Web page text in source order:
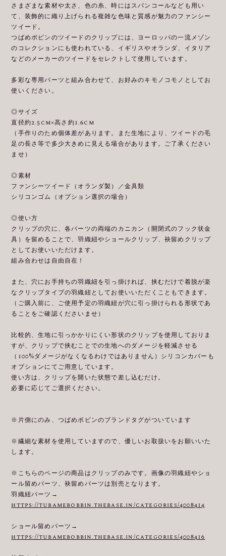
さまざまな素材や太さ、色の糸、時にはスパンコールなども用い
て、装飾的に織り上げられる複雑な色味と質感が魅力のファンシー
ツイード。
つばめボビンのツイードのクリップには、ヨーロッパの一流メゾン
のコレクションにも使われている、イギリスやオランダ、イタリア
などのメーカーのツイードをセレクトして使用しています。
多彩な専用パーツと組み合わせて、お好みのキモノコモノとしてお
使いください。
◎サイズ
直径約2.5cm×高さ約1.6cm
（手作りのため個体差があります。また生地により、ツイードの毛
足の長さ等で多少大きめに見える場合があります。ご了承ください
ませ）
◎素材
ファンシーツイード（オランダ製）／金具類
シリコンゴム（オプション選択の場合）
◎使い方
クリップの穴に、各パーツの両端のカニカン（開閉式のフック状金
具）を留めることで、羽織紐やショールクリップ、袂留めクリップ
としてお使いいただけます。
組み合わせは自由自在！
また、穴にお手持ちの羽織紐を引っ掛ければ、挟むだけで着脱が楽
なクリップタイプの羽織紐としてお使いいただくこともできます。
（ご購入前に、ご使用予定の羽織紐が穴に引っ掛けられる形状であ
ることをご確認くださいませ）
比較的、生地に引っかかりにくい形状のクリップを使用しておりま
すが、クリップで挟むことでの生地へのダメージを軽減させる
（100%ダメージがなくなるわけではありません）シリコンカバーも
オプションにてご用意しています。
使い方は、クリップを開いた状態で差し込むだけ。
必要に応じてご選択ください。
※片側にのみ、つばめボビンのブランドタグがついています
※繊細な素材を使用していますので、優しいお取扱いをお願いいた
します。
※こちらのページの商品はクリップのみです。画像の羽織紐やショ
ール留めパーツ、袂留めパーツは別売となります。
羽織紐パーツ→
https://tubamebobbin.thebase.in/categories/4008414
ショール留めパーツ→
https://tubamebobbin.thebase.in/categories/4008416